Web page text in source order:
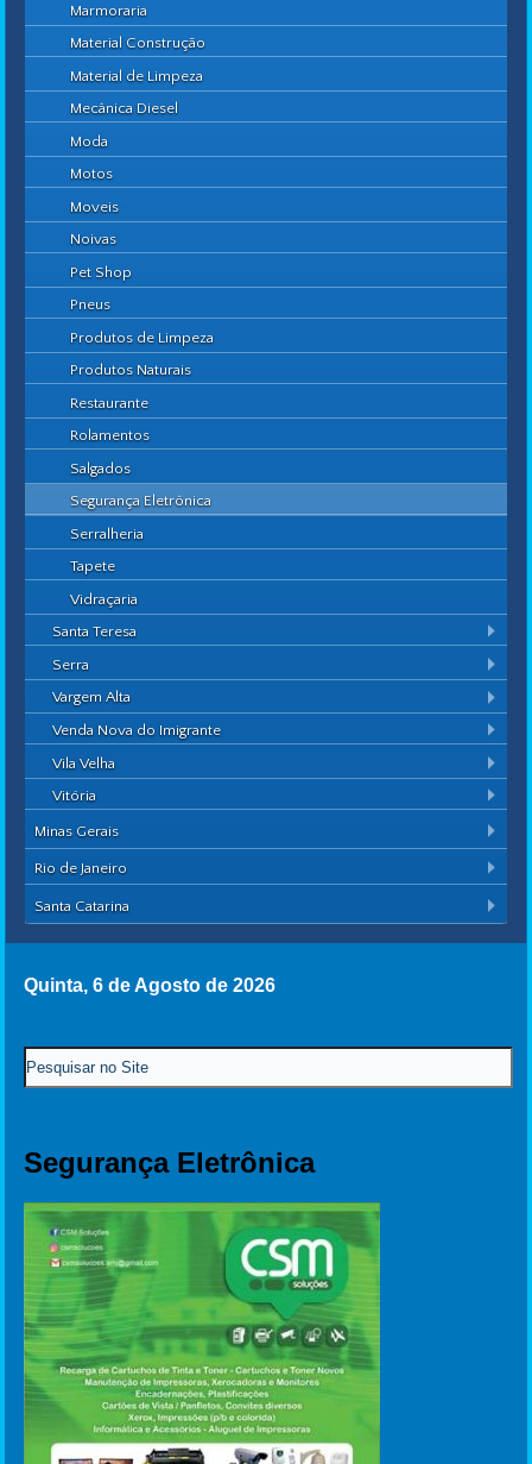
Marmoraria
Material Construção
Material de Limpeza
Mecânica Diesel
Moda
Motos
Moveis
Noivas
Pet Shop
Pneus
Produtos de Limpeza
Produtos Naturais
Restaurante
Rolamentos
Salgados
Segurança Eletrônica
Serralheria
Tapete
Vidraçaria
Santa Teresa
Serra
Vargem Alta
Venda Nova do Imigrante
Vila Velha
Vitória
Minas Gerais
Rio de Janeiro
Santa Catarina
Quinta, 6 de Agosto de 2026
Segurança Eletrônica